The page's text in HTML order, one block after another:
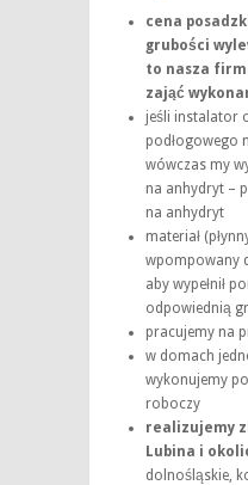
cena
grubości
to nasza
zająć
jeśli instalator
podłogowego
wówczas my
na anhydryt –
na anhydryt
materiał
wpompowany
aby wypełnił
odpowiednią
pracujemy na
w domach
wykonujemy
roboczy
realizujemy
Lubina i
dolnośląskie,